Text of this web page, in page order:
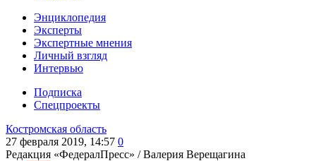
Энциклопедия
Эксперты
Экспертные мнения
Личный взгляд
Интервью
Подписка
Спецпроекты
Костромская область
27 февраля 2019, 14:57 0
Редакция «ФедералПресс» /Валерия Верещагина